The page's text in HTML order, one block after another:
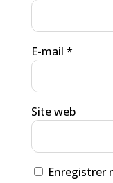
E-mail *
Site web
Enregistrer